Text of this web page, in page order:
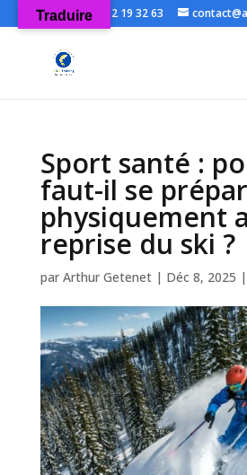
06 52 19 32 63
Sport santé :
faut-il se
physiquement
reprise du ski ?
par Arthur Getenet| Déc 8, 2025 |
Traduire